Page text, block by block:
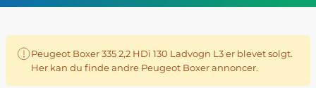
Peugeot Boxer 335 2,2 HDi 130 Ladvogn L3 er blevet solgt.
Her kan du finde andre Peugeot Boxer annoncer.